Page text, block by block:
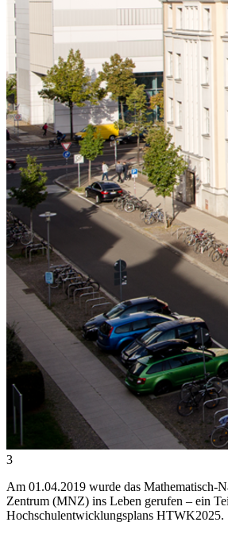
3
Am 01.04.2019 wurde das Mathematisch-
Zentrum (MNZ) ins Leben gerufen – ein
Hochschulentwicklungsplans HTWK2025.